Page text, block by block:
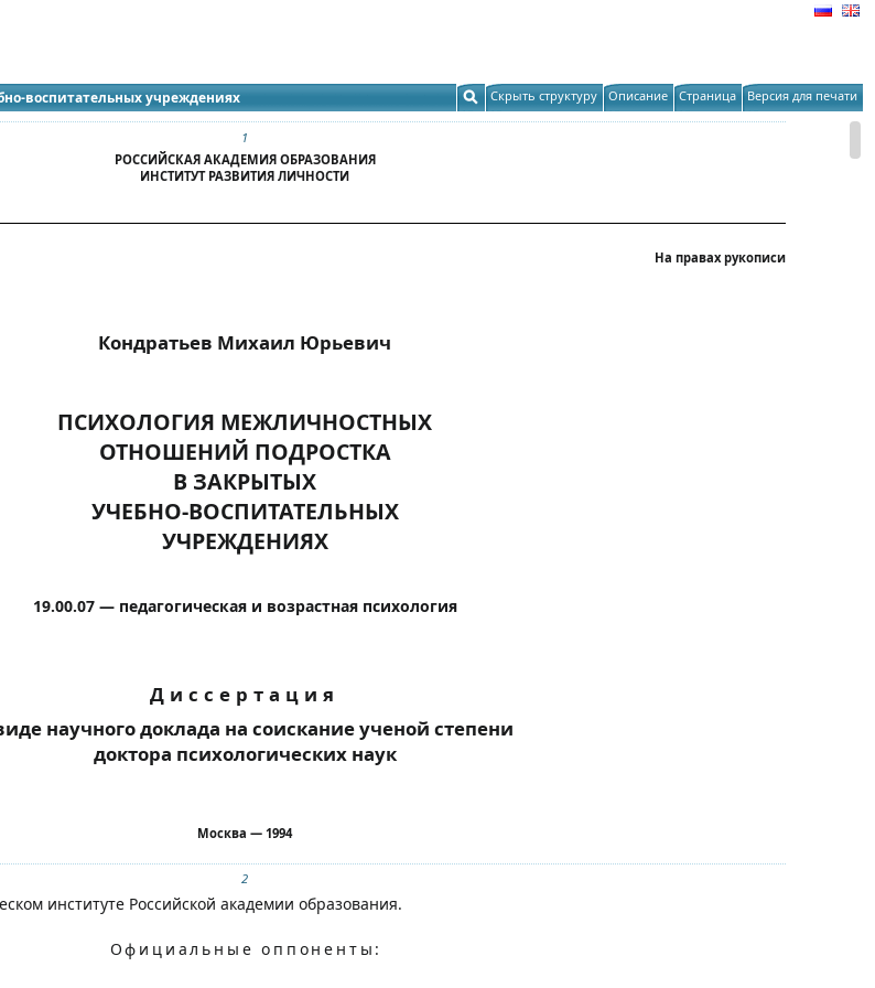
воспитательных учреждениях Скрыть структуру Описание Страница Версия для печати
1
РОССИЙСКАЯ АКАДЕМИЯ ОБРАЗОВАНИЯ
ИНСТИТУТ РАЗВИТИЯ ЛИЧНОСТИ
На правах рукописи
Кондратьев Михаил Юрьевич
ПСИХОЛОГИЯ МЕЖЛИЧНОСТНЫХ
ОТНОШЕНИЙ ПОДРОСТКА
В ЗАКРЫТЫХ
УЧЕБНО-ВОСПИТАТЕЛЬНЫХ
УЧРЕЖДЕНИЯХ
19.00.07 — педагогическая и возрастная психология
Диссертация
научного доклада на соискание ученой степени
доктора психологических наук
Москва — 1994
2
институте Российской академии образования.
Официальные оппоненты :